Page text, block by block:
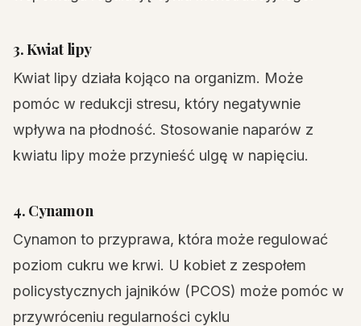
3. Kwiat lipy
Kwiat lipy działa kojąco na organizm. Może
pomóc w redukcji stresu, który negatywnie
wpływa na płodność. Stosowanie naparów z
kwiatu lipy może przynieść ulgę w napięciu.
4. Cynamon
Cynamon to przyprawa, która może regulować
poziom cukru we krwi. U kobiet z zespołem
policystycznych jajników (PCOS) może pomóc w
przywróceniu regularności cyklu